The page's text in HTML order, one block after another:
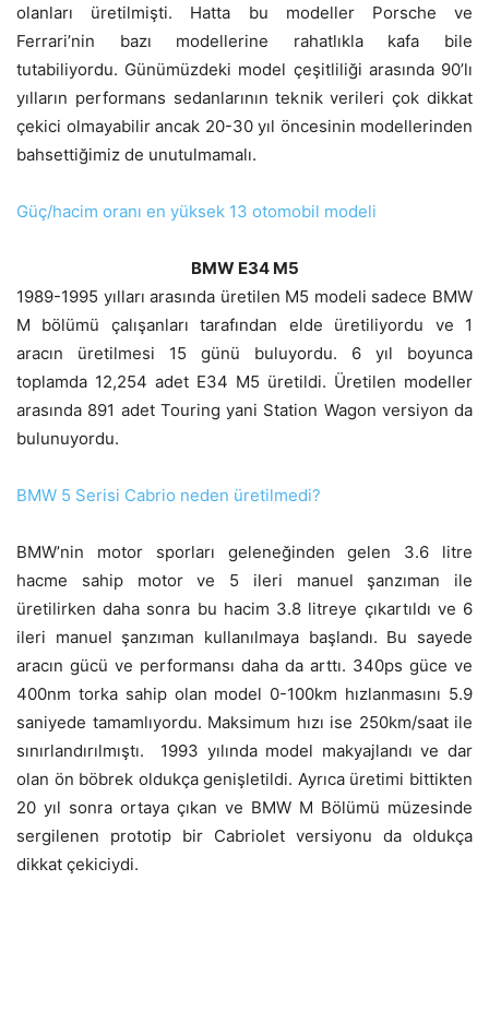
olanları üretilmişti. Hatta bu modeller Porsche ve
Ferrari’nin bazı modellerine rahatlıkla kafa bile
tutabiliyordu. Günümüzdeki model çeşitliliği arasında 90’lı
yılların performans sedanlarının teknik verileri çok dikkat
çekici olmayabilir ancak 20-30 yıl öncesinin modellerinden
bahsettiğimiz de unutulmamalı.
Güç/hacim oranı en yüksek 13 otomobil modeli
BMW E34 M5
1989-1995 yılları arasında üretilen M5 modeli sadece BMW
M bölümü çalışanları tarafından elde üretiliyordu ve 1
aracın üretilmesi 15 günü buluyordu. 6 yıl boyunca
toplamda 12,254 adet E34 M5 üretildi. Üretilen modeller
arasında 891 adet Touring yani Station Wagon versiyon da
bulunuyordu.
BMW 5 Serisi Cabrio neden üretilmedi?
BMW’nin motor sporları geleneğinden gelen 3.6 litre
hacme sahip motor ve 5 ileri manuel şanzıman ile
üretilirken daha sonra bu hacim 3.8 litreye çıkartıldı ve 6
ileri manuel şanzıman kullanılmaya başlandı. Bu sayede
aracın gücü ve performansı daha da arttı. 340ps güce ve
400nm torka sahip olan model 0-100km hızlanmasını 5.9
saniyede tamamlıyordu. Maksimum hızı ise 250km/saat ile
sınırlandırılmıştı. 1993 yılında model makyajlandı ve dar
olan ön böbrek oldukça genişletildi. Ayrıca üretimi bittikten
20 yıl sonra ortaya çıkan ve BMW M Bölümü müzesinde
sergilenen prototip bir Cabriolet versiyonu da oldukça
dikkat çekiciydi.